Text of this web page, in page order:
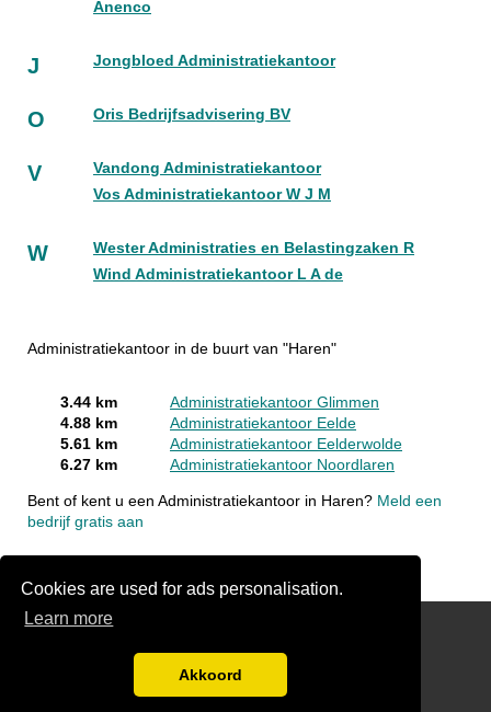
Cookies are used for ads personalisation.
Learn more
Akkoord
Anenco
J Jongbloed Administratiekantoor
O Oris Bedrijfsadvisering BV
V
Vandong Administratiekantoor
Vos Administratiekantoor W J M
W
Wester Administraties en Belastingzaken R
Wind Administratiekantoor L A de
Administratiekantoor in de buurt van "Haren"
3.44 km
Administratiekantoor Glimmen
4.88 km
Administratiekantoor Eelde
5.61 km
Administratiekantoor Eelderwolde
6.27 km
Administratiekantoor Noordlaren
Bent of kent u een Administratiekantoor in Haren? Meld een
bedrijf gratis aan
Gratis Boekhouder Offertes Vergelijken